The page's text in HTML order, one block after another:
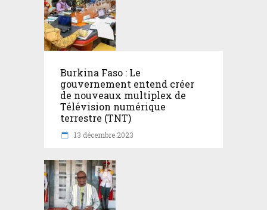
Burkina Faso : Le
gouvernement entend créer
de nouveaux multiplex de
Télévision numérique
terrestre (TNT)
13 décembre 2023